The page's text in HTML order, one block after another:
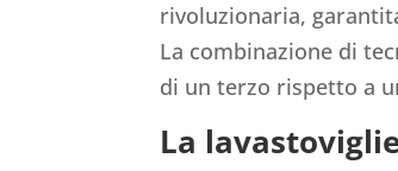
rivoluzionaria,
La combinazione di
di un terzo rispetto a
La